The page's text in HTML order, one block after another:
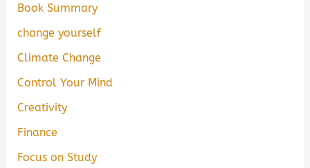
Book Summary
change yourself
Climate Change
Control Your Mind
Creativity
Finance
Focus on Study